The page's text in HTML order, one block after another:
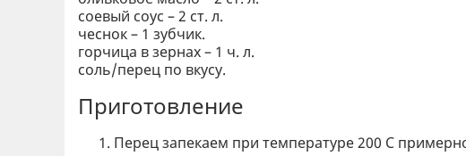
соевый соус – 2 ст. л.
чеснок – 1 зубчик.
горчица в зернах – 1 ч. л.
соль/перец по вкусу.
Приготовление
Перец запекаем при температуре 200 С